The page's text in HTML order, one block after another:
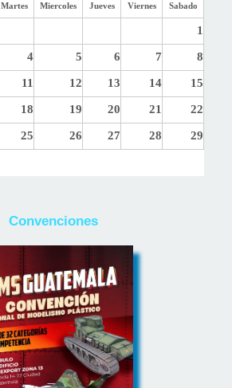
Martes Miercoles Jueves Viernes Sabado
1
4 5 6 7 8
11 12 13 14 15
18 19 20 21 22
25 26 27 28 29
Convenciones